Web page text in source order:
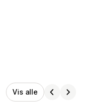
Vis alle